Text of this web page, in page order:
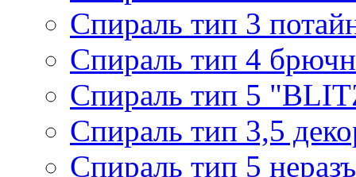
Спираль тип 3
Спираль тип 4
Спираль тип 5
Спираль тип 3,5
Спираль тип 5